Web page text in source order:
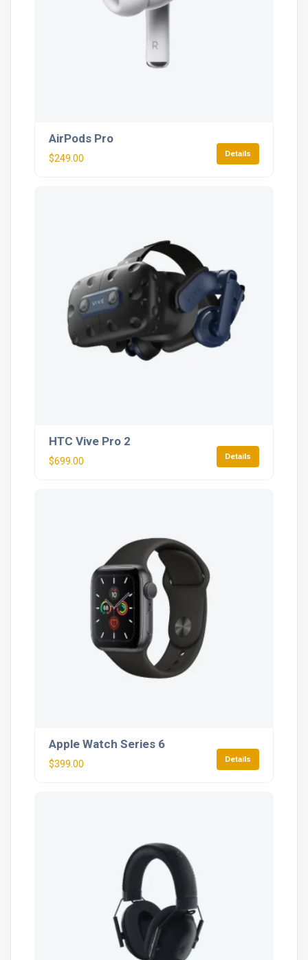
AirPods Pro
$249.00 Details
HTC Vive Pro 2
$699.00 Details
Apple Watch Series 6
$399.00 Details